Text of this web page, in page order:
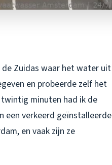
de Zuidas waar het water uit
en probeerde zelf het
minuten had ik de
een verkeerd geïnstalleerde
en vaak zijn ze